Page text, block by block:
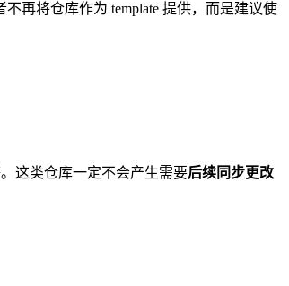
再将仓库作为 template 提供，而是建议使
这类仓库一定不会产生需要后续同步更改